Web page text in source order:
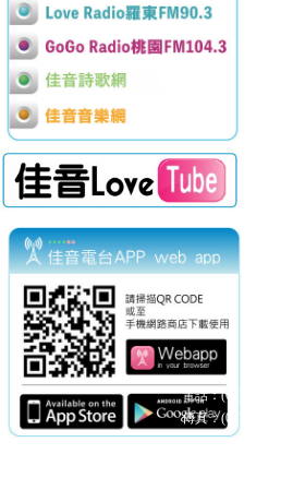
電話：(02)2369-9050
傳真：(02)2362-7816